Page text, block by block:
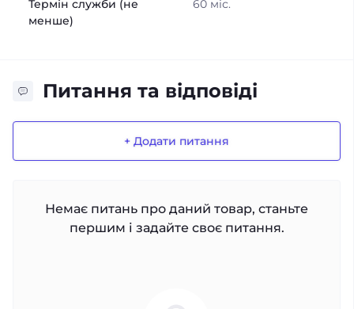
Термін служби (не
менше)
60 міс.
Питання та відповіді
+ Додати питання
Немає питань про даний товар, станьте
першим і задайте своє питання.